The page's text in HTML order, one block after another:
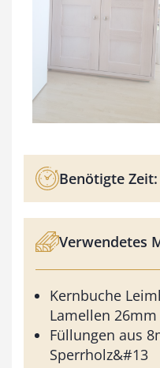
Benötigte Zeit:
Verwendetes
Kernbuche
Lamellen
Füllungen aus
Sperrholz&#13